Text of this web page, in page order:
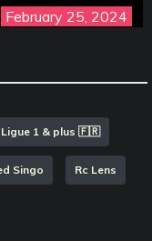
February 25, 2024
Ligue 1 & plus 🇫🇷
Singo Rc Lens